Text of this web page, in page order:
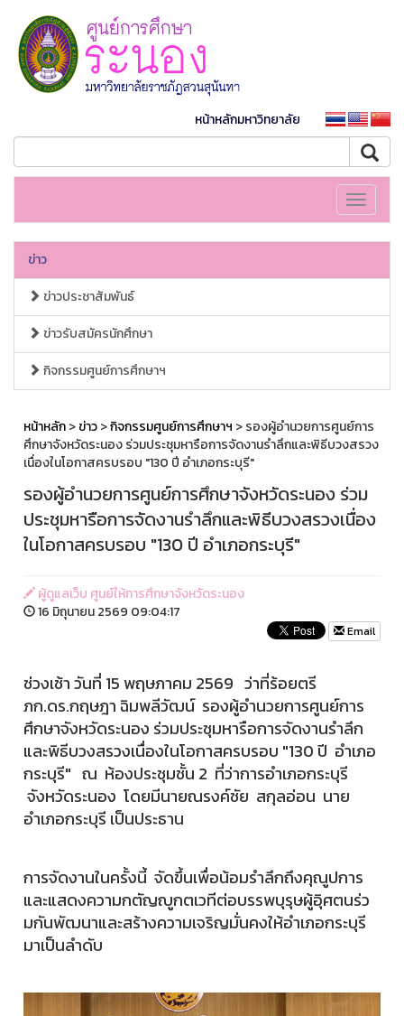
หน้าหลักมหาวิทยาลัย
Toggle
ข่าว
ข่าวประชาสัมพันธ์
ข่าวรับสมัครนักศึกษา
กิจกรรมศูนย์การศึกษาฯ
หน้าหลัก>ข่าว>กิจกรรมศูนย์การศึกษาฯ > รองผู้อำนวยการศูนย์การ
ศึกษาจังหวัดระนอง ร่วมประชุมหารือการจัดงานรำลึกและพิธีบวงสรวง
เนื่องในโอกาสครบรอบ "130 ปี อำเภอกระบุรี"
รองผู้อำนวยการศูนย์การศึกษาจังหวัดระนอง ร่วม
ประชุมหารือการจัดงานรำลึกและพิธีบวงสรวงเนื่อง
ในโอกาสครบรอบ "130 ปี อำเภอกระบุรี"
ผู้ดูแลเว็บ ศูนย์ให้การศึกษาจังหวัดระนอง
16 มิถุนายน 2569 09:04:17
Email
ช่วงเช้า วันที่ 15 พฤษภาคม 2569 ว่าที่ร้อยตรี
ภก.ดร.กฤษฎา ฉิมพลีวัฒน์ รองผู้อำนวยการศูนย์การ
ศึกษาจังหวัดระนอง ร่วมประชุมหารือการจัดงานรำลึก
และพิธีบวงสรวงเนื่องในโอกาสครบรอบ "130 ปี อำเภอ
กระบุรี" ณ ห้องประชุมชั้น 2 ที่ว่าการอำเภอกระบุรี
จังหวัดระนอง โดยมีนายณรงค์ชัย สกุลอ่อน นาย
อำเภอกระบุรี เป็นประธาน
การจัดงานในครั้งนี้ จัดขึ้นเพื่อน้อมรำลึกถึงคุณูปการ
และแสดงความกตัญญูกตเวทีต่อบรรพบุรุษผู้อุิศตนร่ว
มกันพัฒนาและสร้างความเจริญมั่นคงให้อำเภอกระบุรี
มาเป็นลำดับ